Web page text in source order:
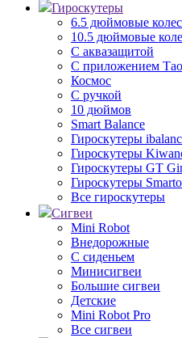
Гироскутеры
6.5 дюймовые
10.5 дюймовые
С аквазащитой
С приложением
Космос
С ручкой
10 дюймов
Smart Balance
Гироскутеры
Гироскутеры
Гироскутеры GT
Гироскутеры
Все гироскутеры
Сигвеи
Mini Robot
Внедорожные
С сиденьем
Минисигвеи
Большие сигвеи
Детские
Mini Robot Pro
Все сигвеи